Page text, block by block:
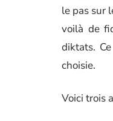
le pas sur
voilà de
diktats.
choisie.
Voici trois